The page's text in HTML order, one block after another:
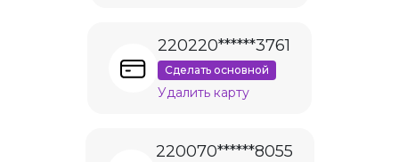
220220******3761
Сделать основной
Удалить карту
220070******8055